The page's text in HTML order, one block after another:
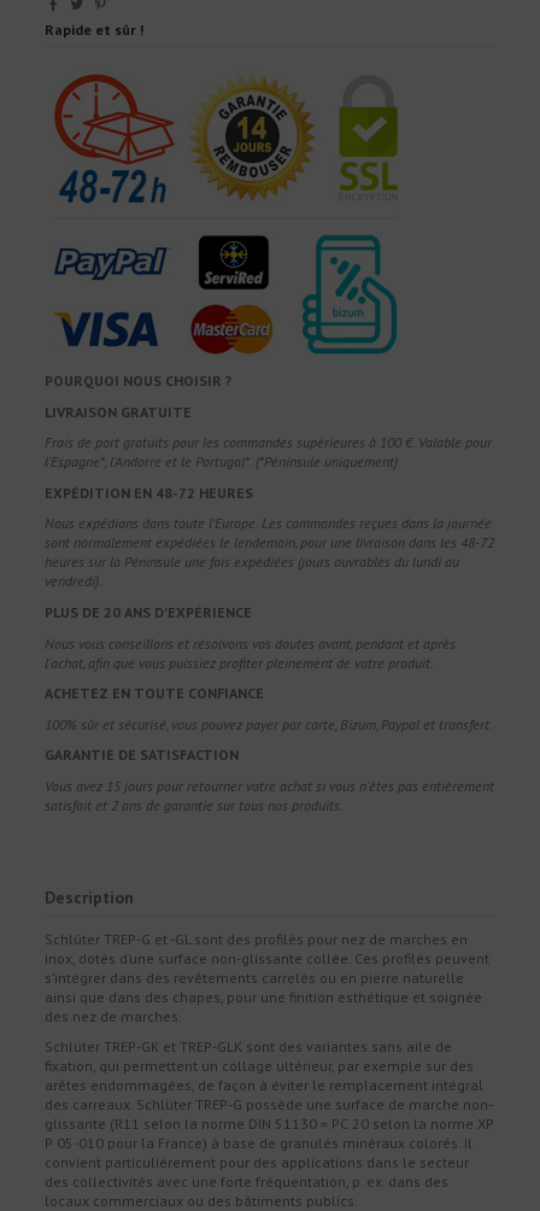
Rapide et sûr !
POURQUOI NOUS CHOISIR ?
LIVRAISON GRATUITE
Frais de port gratuits pour les commandes supérieures à 100 €. Valable pour
l'Espagne*, l'Andorre et le Portugal*. (*Péninsule uniquement)
EXPÉDITION EN 48-72 HEURES
Nous expédions dans toute l'Europe. Les commandes reçues dans la journée
sont normalement expédiées le lendemain, pour une livraison dans les 48-72
heures sur la Péninsule une fois expédiées (jours ouvrables du lundi au
vendredi).
PLUS DE 20 ANS D'EXPÉRIENCE
Nous vous conseillons et résolvons vos doutes avant, pendant et après
l'achat, afin que vous puissiez profiter pleinement de votre produit.
ACHETEZ EN TOUTE CONFIANCE
100% sûr et sécurisé, vous pouvez payer par carte, Bizum, Paypal et transfert.
GARANTIE DE SATISFACTION
Vous avez 15 jours pour retourner votre achat si vous n'êtes pas entièrement
satisfait et 2 ans de garantie sur tous nos produits.
Description
Schlüter TREP-G et -GL sont des profilés pour nez de marches en
inox, dotés d’une surface non-glissante collée. Ces profilés peuvent
s’intégrer dans des revêtements carrelés ou en pierre naturelle
ainsi que dans des chapes, pour une finition esthétique et soignée
des nez de marches.
Schlüter TREP-GK et TREP-GLK sont des variantes sans aile de
fixation, qui permettent un collage ultérieur, par exemple sur des
arêtes endommagées, de façon à éviter le remplacement intégral
des carreaux. Schlüter TREP-G possède une surface de marche non-
glissante (R11 selon la norme DIN 51130 = PC 20 selon la norme XP
P 05-010 pour la France) à base de granulés minéraux colorés. Il
convient particulièrement pour des applications dans le secteur
des collectivités avec une forte fréquentation, p. ex. dans des
locaux commerciaux ou des bâtiments publics.